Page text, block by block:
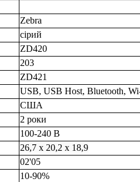
Zebra
сірий
ZD420
203
ZD421
USB, USB Host, Bluetooth,
США
2 роки
100-240 В
26,7 x 20,2 x 18,9
02'05
10-90%